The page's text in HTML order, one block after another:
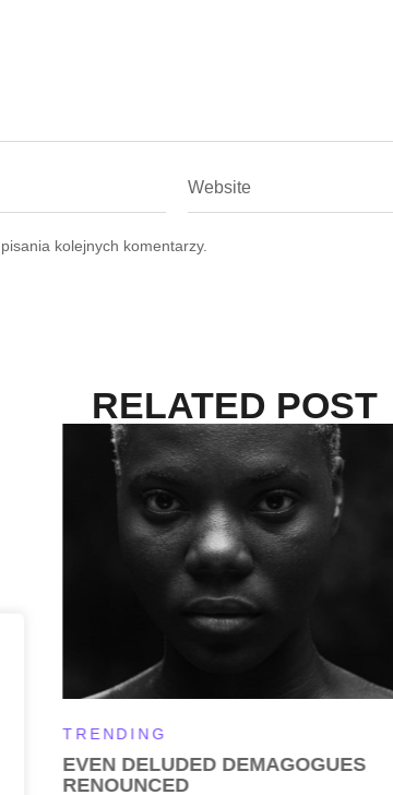
kolejnych komentarzy.
RELATED POST
TRENDING
EVEN DELUDED DEMAGOGUES
RENOUNCED